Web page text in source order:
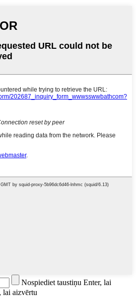
Nospiediet taustiņu Enter, lai
lai aizvērtu